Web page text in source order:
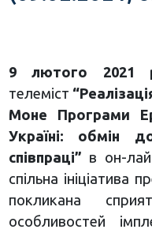
9 лютого 2021
телеміст
Моне Програми
Україні: обмін
співпраці” в он-
спільна ініціатива
покликана
особливостей